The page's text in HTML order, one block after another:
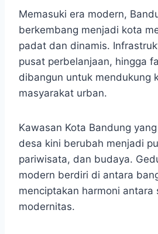
Memasuki era modern,
berkembang menjadi kota
padat dan dinamis.
pusat perbelanjaan, hingga
dibangun untuk mendukung
masyarakat urban.
Kawasan Kota Bandung
desa kini berubah menjadi
pariwisata, dan budaya.
modern berdiri di antara
menciptakan harmoni antara
modernitas.